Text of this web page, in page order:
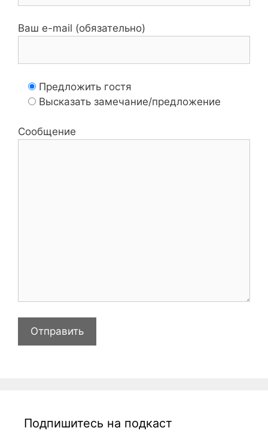
Ваш e-mail (обязательно)
Предложить гостя
Высказать замечание/предложение
Сообщение
Подпишитесь на подкаст